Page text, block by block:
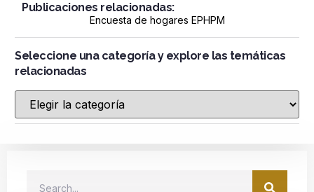
Publicaciones relacionadas:
Encuesta de hogares EPHPM
Seleccione una categoría y explore las temáticas
relacionadas